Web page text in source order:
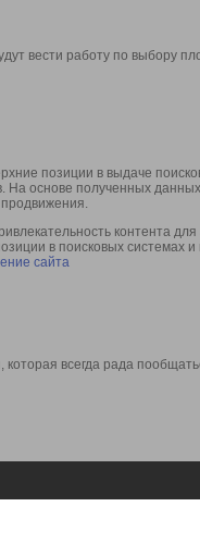
вести работу по выбору
позиции в выдаче
основе полученных
контента для
в поисковых системах
сайта
всегда рада